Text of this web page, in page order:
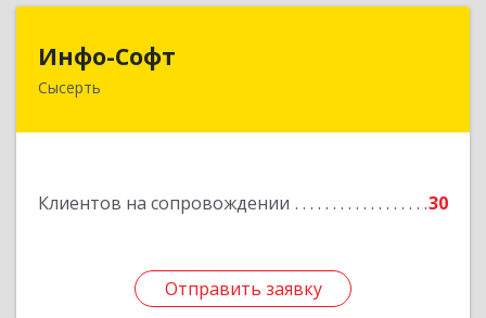
Инфо-Софт
Сысерть
Клиентов на сопровождении 30
Отправить заявку
624021, Свердловская обл, Сысерть г, Коммуны
Отправить заявку